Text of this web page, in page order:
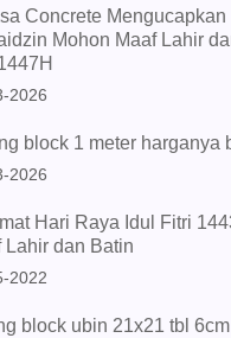
Concrete
Mohon Maaf Lahir
2026
block 1 meter harganya
2026
Hari Raya Idul Fitri
Lahir dan Batin
2022
block ubin 21x21 tbl